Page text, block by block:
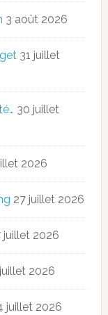
3 août 2026
31 juillet
30 juillet
2026
27 juillet 2026
juillet 2026
2026
juillet 2026